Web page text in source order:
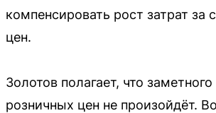
компенсировать рост затрат за
цен.
Золотов полагает, что
розничных цен не произойдёт.